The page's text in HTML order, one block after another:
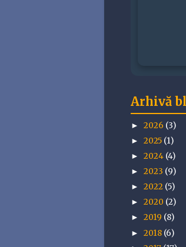
Arhivă
► 2026 (3)
► 2025 (1)
► 2024 (4)
► 2023 (9)
► 2022 (5)
► 2020 (2)
► 2019 (8)
► 2018 (6)